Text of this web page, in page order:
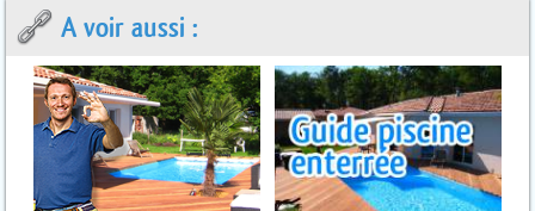
A voir aussi :